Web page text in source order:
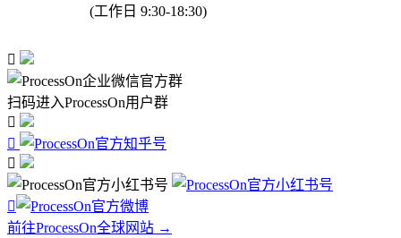
(工作日 9:30-18:30)

扫码进入ProcessOn用户群




前往ProcessOn全球网站 →